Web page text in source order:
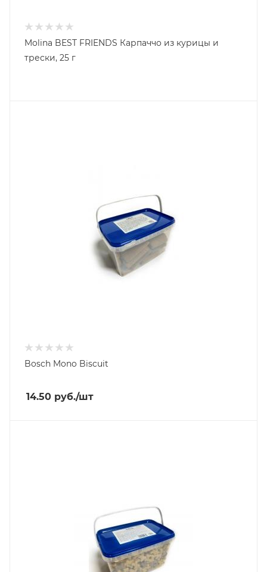
Molina BEST FRIENDS Карпаччо из курицы и
трески, 25 г
Bosch Mono Biscuit
14.50 руб./шт